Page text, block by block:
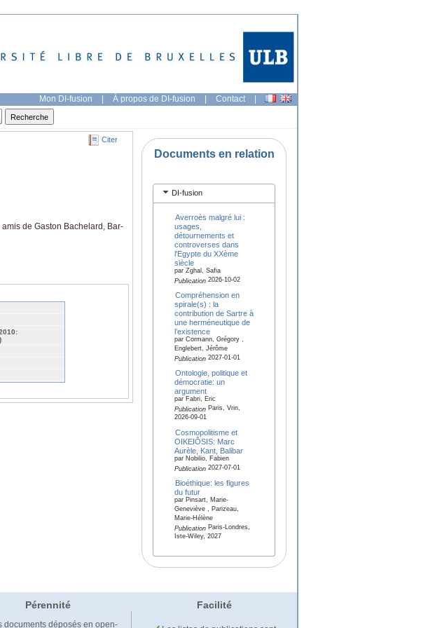
Mon DI-fusion | À propos de DI-fusion | Contact |
Citer
de Gaston Bachelard, Bar-
Documents en relation
DI-fusion
Averroès malgré lui :
usages,
détournements et
controverses dans
l'Egypte du XXème
siècle
par Zghal, Safia
Publication2026-10-02
Compréhension en
spirale(s) : la
contribution de Sartre à
une herméneutique de
l’existence
par Cormann, Grégory ,
Englebert, Jérôme
Publication2027-01-01
Ontologie, politique et
démocratie: un
argument
par Fabri, Eric
PublicationParis, Vrin,
2026-09-01
Cosmopolitisme et
OIKEIÔSIS: Marc
Aurèle, Kant, Balibar
par Nobilio, Fabien
Publication2027-07-01
Bioéthique: les figures
du futur
par Pinsart, Marie-
Geneviève , Parizeau,
Marie-Hélène
PublicationParis-Londres,
Iste-Wiley, 2027
Pérennité Facilité
documents déposés en open-